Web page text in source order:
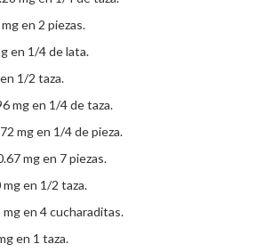
en 2 piezas.
en 1/4 de lata.
1/2 taza.
mg en 1/4 de taza.
mg en 1/4 de pieza.
mg en 7 piezas.
en 1/2 taza.
en 4 cucharaditas.
en 1 taza.